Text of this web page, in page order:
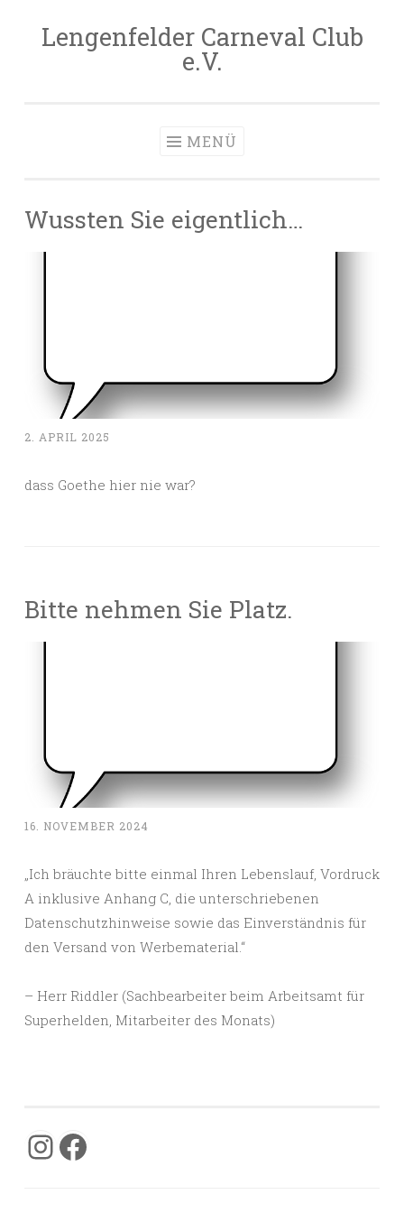
ZumLengenfelder Carneval Club
e.V.
MENÜ
Wussten Sie eigentlich…
2. APRIL 2025
dass Goethe hier nie war?
Bitte nehmen Sie Platz.
16. NOVEMBER 2024
„Ich bräuchte bitte einmal Ihren Lebenslauf, Vordruck
A inklusive Anhang C, die unterschriebenen
Datenschutzhinweise sowie das Einverständnis für
den Versand von Werbematerial.“
– Herr Riddler (Sachbearbeiter beim Arbeitsamt für
Superhelden, Mitarbeiter des Monats)
Instagram
Facebook